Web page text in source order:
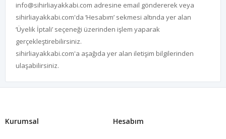
info@sihirliayakkabi.com adresine email göndererek veya
sihirliayakkabi.com'da ‘Hesabım’ sekmesi altında yer alan
‘Üyelik İptali’ seçeneği üzerinden işlem yaparak
gerçekleştirebilirsiniz.
sihirliayakkabi.com'a aşağıda yer alan iletişim bilgilerinden
ulaşabilirsiniz.
Kurumsal Hesabım